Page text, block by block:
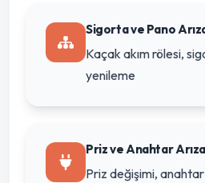
Sigorta ve Pano
Kaçak akım rölesi,
yenileme
Priz ve Anahtar
Priz değişimi,